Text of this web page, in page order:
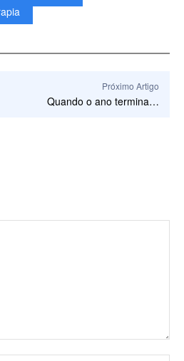
Próximo Artigo
Quando o ano termina…